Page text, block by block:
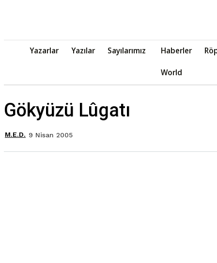
Yazarlar Yazılar Sayılarımız Haberler
World
Gökyüzü Lûgatı
M.E.D. 9 Nisan 2005